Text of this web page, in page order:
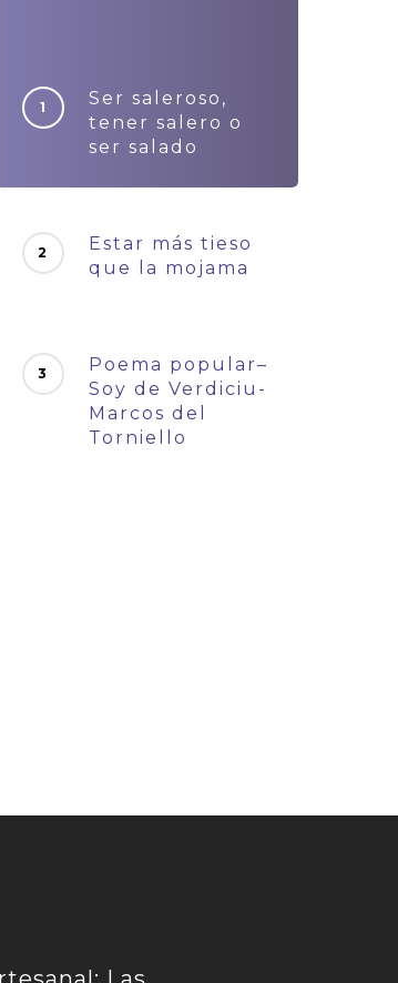
Ser saleroso,
tener salero o
ser salado
Estar más tieso
que la mojama
Poema popular–
Soy de Verdiciu-
Marcos del
Torniello